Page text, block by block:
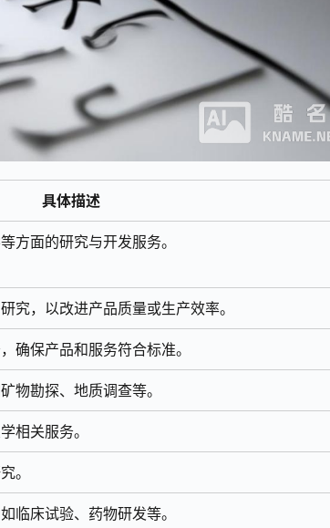
具体描述
方面的研究与开发服务。
究，以改进产品质量或生产效率。
确保产品和服务符合标准。
物勘探、地质调查等。
相关服务。
。
临床试验、药物研发等。